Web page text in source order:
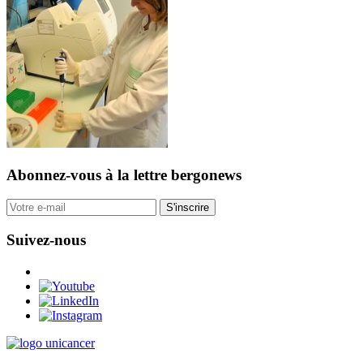
Abonnez-vous à la lettre bergonews
S'inscrire
Suivez-nous